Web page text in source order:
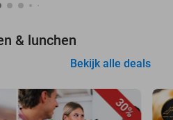
& lunchen
Bekijk alle deals
30%